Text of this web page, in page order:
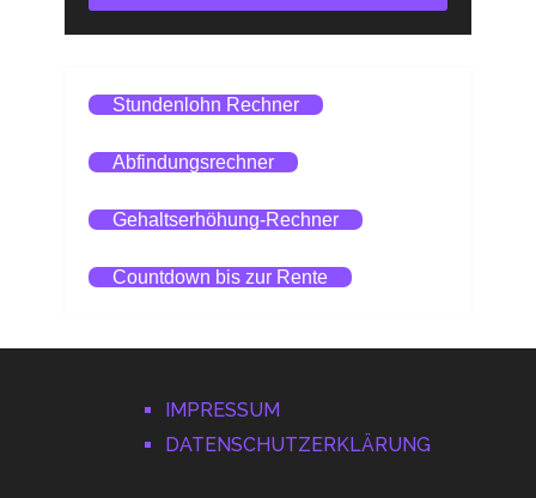
Stundenlohn Rechner
Abfindungsrechner
Gehaltserhöhung-Rechner
Countdown bis zur Rente
IMPRESSUM
DATENSCHUTZERKLÄRUNG